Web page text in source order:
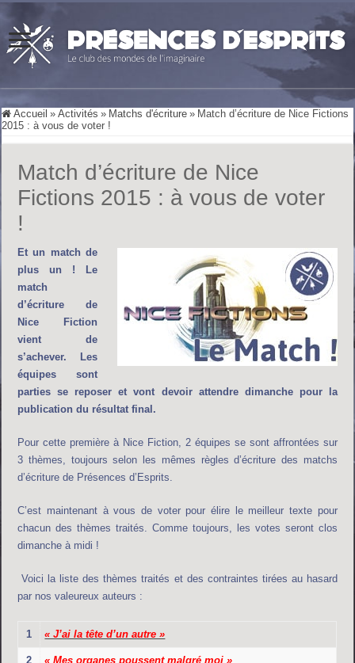
Accueil » Activités » Matchs d'écriture » Match d’écriture de Nice Fictions
2015 : à vous de voter !
Match d’écriture de Nice
Fictions 2015 : à vous de voter
!
Et un match de
plus un ! Le
match
d’écriture de
Nice Fiction
vient de
s’achever. Les
équipes sont
parties se reposer et vont devoir attendre dimanche pour la
publication du résultat final.
Pour cette première à Nice Fiction, 2 équipes se sont affrontées sur
3 thèmes, toujours selon les mêmes règles d’écriture des matchs
d’écriture de Présences d’Esprits.
C’est maintenant à vous de voter pour élire le meilleur texte pour
chacun des thèmes traités. Comme toujours, les votes seront clos
dimanche à midi !
Voici la liste des thèmes traités et des contraintes tirées au hasard
par nos valeureux auteurs :
1 « J’ai la tête d’un autre »
2 « Mes organes poussent malgré moi »